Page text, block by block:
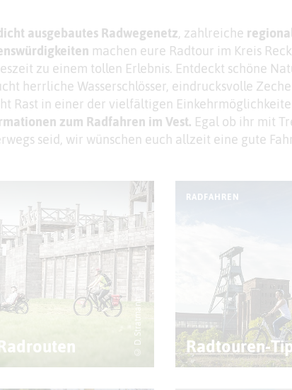
ausgebautes Radwegenetz, zahlreiche
machen eure Radtour im Kreis
zu einem tollen Erlebnis. Entdeckt schöne
herrliche Wasserschlösser, eindrucksvolle
Rast in einer der vielfältigen
zum Radfahren im Vest. Egal ob ihr mit
seid, wir wünschen euch allzeit eine gute
© D. Stratmann
RADFAHREN
Radtouren-